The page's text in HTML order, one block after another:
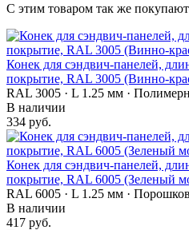
С этим товаром так же покупают
Конек для сэндвич-панелей,
покрытие, RAL 3005 (Винно-
RAL 3005 · L 1.25 мм ·
В наличии
334 руб.
Конек для сэндвич-панелей,
покрытие, RAL 6005 (Зеленый
RAL 6005 · L 1.25 мм ·
В наличии
417 руб.